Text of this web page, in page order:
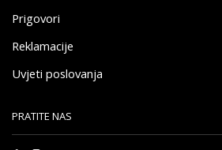
Prigovori
Reklamacije
Uvjeti poslovanja
PRATITE NAS